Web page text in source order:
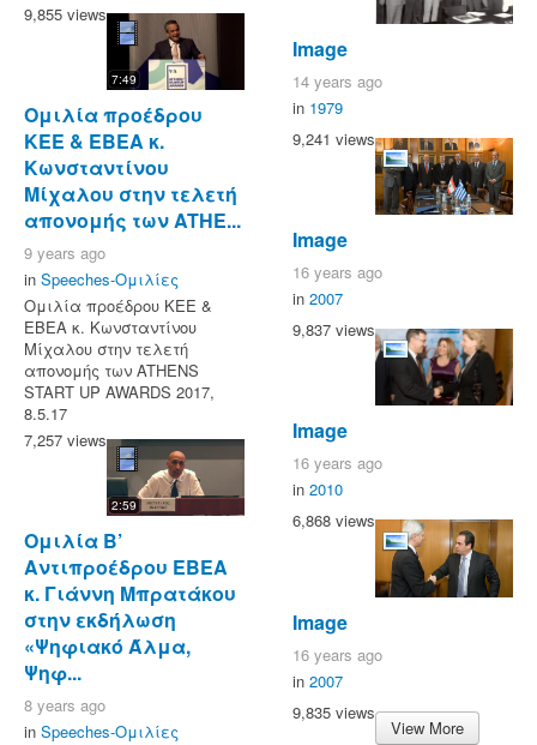
9,855 views
7:49
Ομιλία προέδρου
ΚΕΕ & ΕΒΕΑ κ.
Κωνσταντίνου
Μίχαλου στην τελετή
απονομής των ATHE...
9 years ago
in Speeches-Ομιλίες
Ομιλία προέδρου ΚΕΕ &
ΕΒΕΑ κ. Κωνσταντίνου
Μίχαλου στην τελετή
απονομής των ATHENS
START UP AWARDS 2017,
8.5.17
7,257 views
2:59
Ομιλία Β’
Αντιπροέδρου ΕΒΕΑ
κ. Γιάννη Μπρατάκου
στην εκδήλωση
«Ψηφιακό Άλμα,
Ψηφ...
8 years ago
in Speeches-Ομιλίες
Image
14 years ago
in 1979
9,241 views
Image
16 years ago
in 2007
9,837 views
Image
16 years ago
in 2010
6,868 views
Image
16 years ago
in 2007
9,835 views
View More